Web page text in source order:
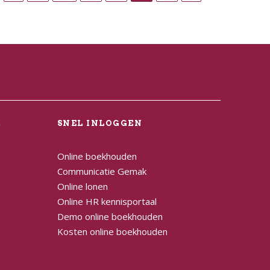
SNEL INLOGGEN
Online boekhouden
Communicatie Gemak
Online lonen
Online HR kennisportaal
Demo online boekhouden
Kosten online boekhouden